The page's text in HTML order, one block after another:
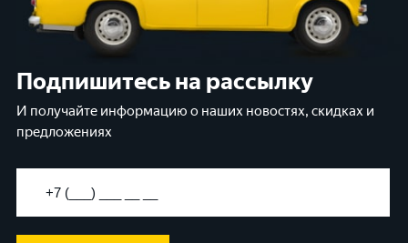
Подпишитесь на рассылку
И получайте информацию о наших новостях, скидках и
предложениях